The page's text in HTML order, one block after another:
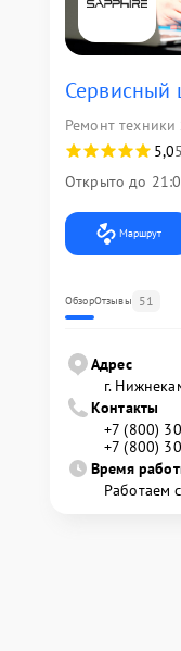
Сервисный
Ремонт техники
5,0
Открыто до
Маршрут
ОбзорОтзывы 51
Адрес
г.
Контакты
+7 (800)
+7 (800)
Время
Работаем